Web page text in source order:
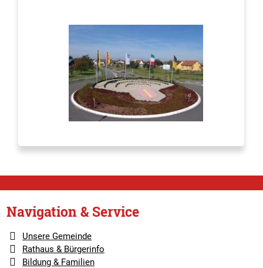
Navigation & Service
Unsere Gemeinde
Rathaus & Bürgerinfo
Bildung & Familien